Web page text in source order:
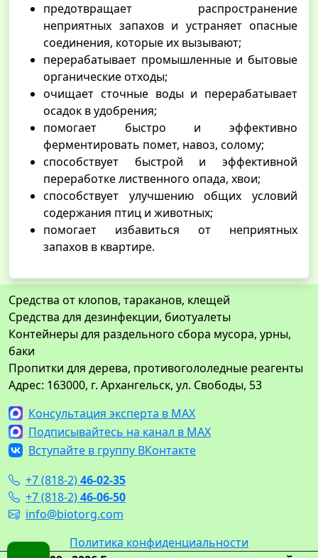
предотвращает распространение
неприятных запахов и устраняет опасные
соединения, которые их вызывают;
перерабатывает промышленные и бытовые
органические отходы;
очищает сточные воды и перерабатывает
осадок в удобрения;
помогает быстро и эффективно
ферментировать помет, навоз, солому;
способствует быстрой и эффективной
переработке лиственного опада, хвои;
способствует улучшению общих условий
содержания птиц и животных;
помогает избавиться от неприятных
запахов в квартире.
Средства от клопов, тараканов, клещей
Средства для дезинфекции, биотуалеты
Контейнеры для раздельного сбора мусора, урны,
баки
Пропитки для дерева, противогололедные реагенты
Адрес: 163000, г. Архангельск, ул. Свободы, 53
Консультация эксперта в MAX
Подписывайтесь на канал в MAX
Вступайте в группу ВКонтакте
+7 (818-2)46-02-35
+7 (818-2)46-06-50
info@biotorg.com
Политика конфиденциальности